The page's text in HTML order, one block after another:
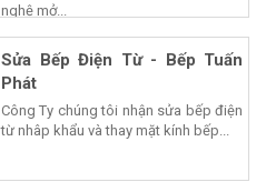
nghệ mở...
Sửa Bếp Điện Từ - Bếp Tuấn
Phát
Công Ty chúng tôi nhận sửa bếp điện
từ nhâp khẩu và thay mặt kính bếp...